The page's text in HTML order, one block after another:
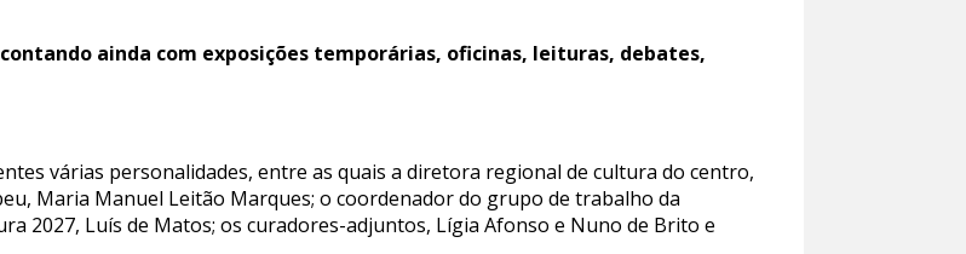
ainda com exposições temporárias, oficinas, leituras, debates,
várias personalidades, entre as quais a diretora regional de cultura do centro,
Maria Manuel Leitão Marques; o coordenador do grupo de trabalho da
2027, Luís de Matos; os curadores-adjuntos, Lígia Afonso e Nuno de Brito e